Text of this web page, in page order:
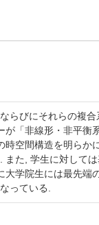
らびにそれらの複
「非線形・非平衡
空間構造を明らか
た, 学生に対して
学院生には最先端
っている.